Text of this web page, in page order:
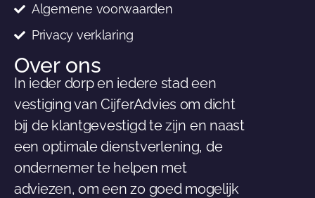
Algemene voorwaarden
Privacy verklaring
Over ons
In ieder dorp en iedere stad een
vestiging van CijferAdvies om dicht
bij de klantgevestigd te zijn en naast
een optimale dienstverlening, de
ondernemer te helpen met
adviezen, om een zo goed mogelijk